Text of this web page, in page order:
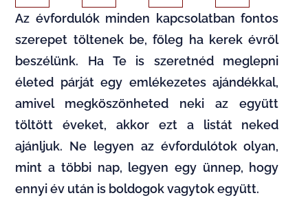
Az évfordulók minden kapcsolatban fontos
szerepet töltenek be, főleg ha kerek évről
beszélünk. Ha Te is szeretnéd meglepni
életed párját egy emlékezetes ajándékkal,
amivel megköszönheted neki az együtt
töltött éveket, akkor ezt a listát neked
ajánljuk. Ne legyen az évfordulótok olyan,
mint a többi nap, legyen egy ünnep, hogy
ennyi év után is boldogok vagytok együtt.